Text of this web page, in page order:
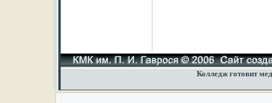
Колледж готовит